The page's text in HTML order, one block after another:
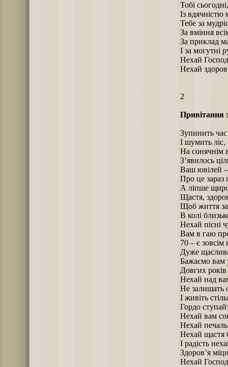
Тобі
Із вдячністю
Тебе за
За вміння
За приклад
І за могутні
Нехай
Нехай
2
Привітання
Зупинить
І шумить ліс,
На сонячнім
З’явилось
Ваш ювілей
Про це зараз
А ліпше
Щастя,
Щоб життя
В колі
Нехай пісні
Вам в гаю
70 – є зовсім
Дуже
Бажаємо вам
Довгих років
Нехай над
Не залишать
І живіть
Гордо
Нехай вам
Нехай
Нехай щастя
І радість
Здоров’я
Нехай